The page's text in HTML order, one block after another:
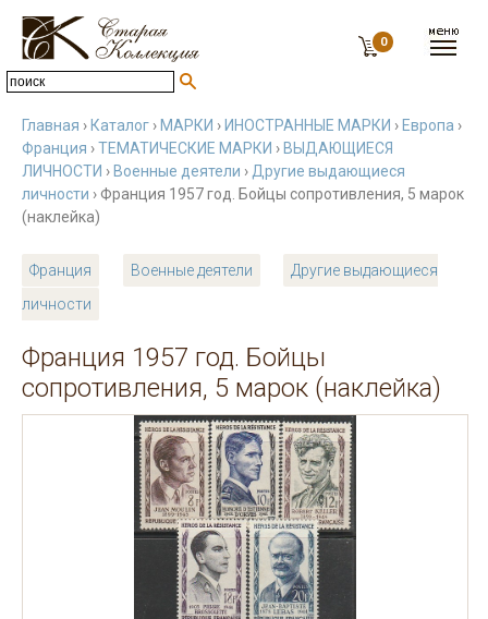
0
Главная › Каталог › МАРКИ › ИНОСТРАННЫЕ МАРКИ › Европа ›
Франция ›ТЕМАТИЧЕСКИЕ МАРКИ › ВЫДАЮЩИЕСЯ
ЛИЧНОСТИ › Военные деятели › Другие выдающиеся
личности › Франция 1957 год. Бойцы сопротивления, 5 марок
(наклейка)
Франция Военные деятели
Другие выдающиеся
личности
Франция 1957 год. Бойцы
сопротивления, 5 марок (наклейка)